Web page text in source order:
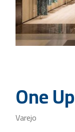
One Up
Varejo